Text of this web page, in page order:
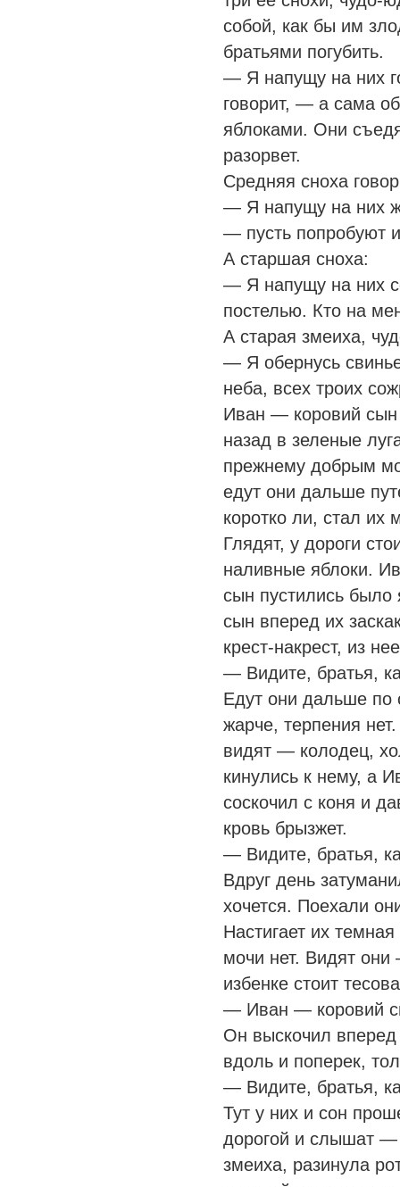
собой, как бы им
братьями погубить.
— Я напущу на них
говорит, — а сама
яблоками. Они
разорвет.
Средняя сноха
— Я напущу на них
— пусть попробуют
А старшая сноха:
— Я напущу на них
постелью. Кто на
А старая змеиха,
— Я обернусь
неба, всех троих
Иван — коровий сын
назад в зеленые
прежнему добрым
едут они дальше
коротко ли, стал их
Глядят, у дороги
наливные яблоки.
сын пустились
сын вперед их
крест-накрест, из
— Видите, братья,
Едут они дальше по
жарче, терпения
видят — колодец,
кинулись к нему, а
соскочил с коня и
кровь брызжет.
— Видите, братья,
Вдруг день
хочется. Поехали
Настигает их
мочи нет. Видят
избенке стоит
— Иван — коровий
Он выскочил вперед
вдоль и поперек,
— Видите, братья,
Тут у них и сон
дорогой и слышат —
змеиха, разинула